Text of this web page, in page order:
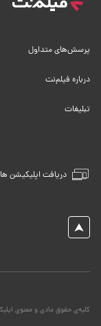
دریافت اپلیکیشن
پرسش‌های متداول
درباره فیلم‌نت
تبلیغات
کلیه‌ی حقوق مادی و معنوی